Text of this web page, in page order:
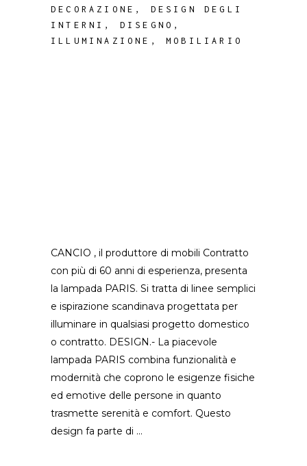
DECORAZIONE , DESIGN DEGLI
INTERNI , DISEGNO ,
ILLUMINAZIONE ,MOBILIARIO
CANCIO , il produttore di mobili Contratto
con più di 60 anni di esperienza, presenta
la lampada PARIS. Si tratta di linee semplici
e ispirazione scandinava progettata per
illuminare in qualsiasi progetto domestico
o contratto. DESIGN.- La piacevole
lampada PARIS combina funzionalità e
modernità che coprono le esigenze fisiche
ed emotive delle persone in quanto
trasmette serenità e comfort. Questo
design fa parte di